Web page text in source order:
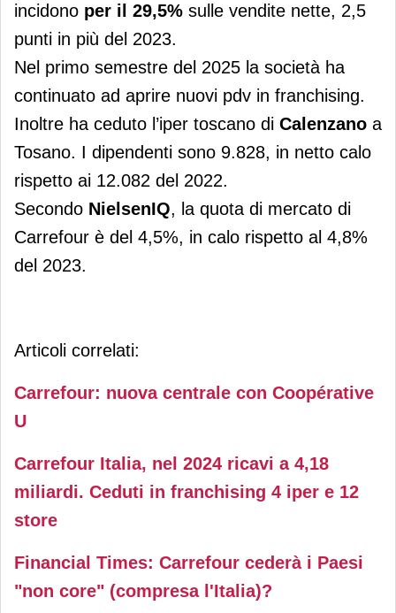
incidono per il 29,5% sulle vendite nette, 2,5
punti in più del 2023.
Nel primo semestre del 2025 la società ha
continuato ad aprire nuovi pdv in franchising.
Inoltre ha ceduto l’iper toscano di Calenzano a
Tosano. I dipendenti sono 9.828, in netto calo
rispetto ai 12.082 del 2022.
Secondo NielsenIQ, la quota di mercato di
Carrefour è del 4,5%, in calo rispetto al 4,8%
del 2023.
Articoli correlati:
Carrefour: nuova centrale con Coopérative
U
Carrefour Italia, nel 2024 ricavi a 4,18
miliardi. Ceduti in franchising 4 iper e 12
store
Financial Times: Carrefour cederà i Paesi
"non core" (compresa l'Italia)?